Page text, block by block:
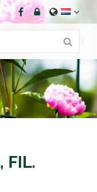
FIL.